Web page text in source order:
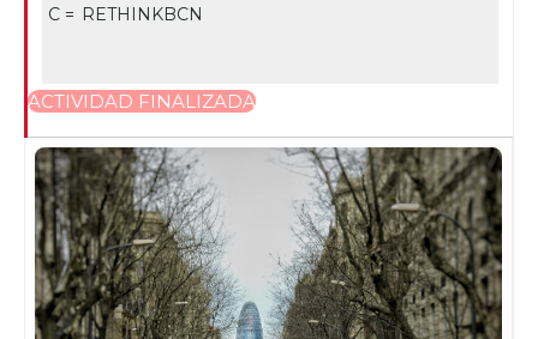
C = RETHINKBCN
ACTIVIDAD FINALIZADA